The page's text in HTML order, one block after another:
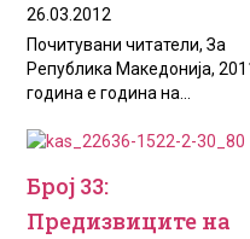
26.03.2012
Почитувани читатели, За
Република Македонија,
година е година на...
Број 33:
Предизвиците на